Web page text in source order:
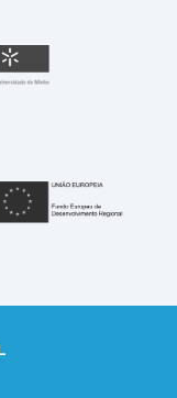
para a
Portuguesa